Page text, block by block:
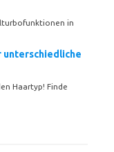
in
unterschiedliche
Haartyp! Finde